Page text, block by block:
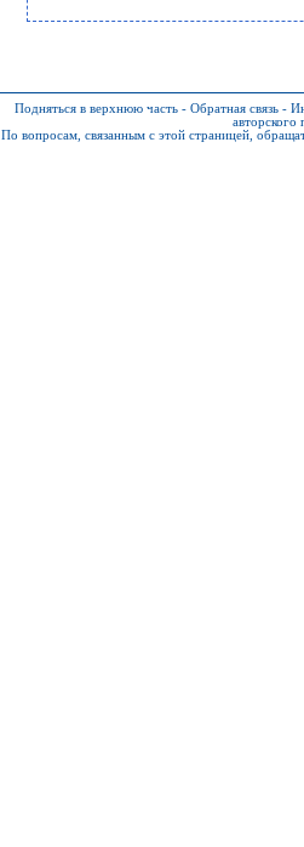
Подняться в верхнюю часть - Обратная связь -
По вопросам, связанным с этой страницей,